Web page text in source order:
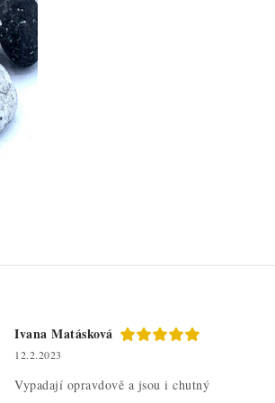
Ivana Matásková
12.2.2023
Vypadají opravdově a jsou i chutný